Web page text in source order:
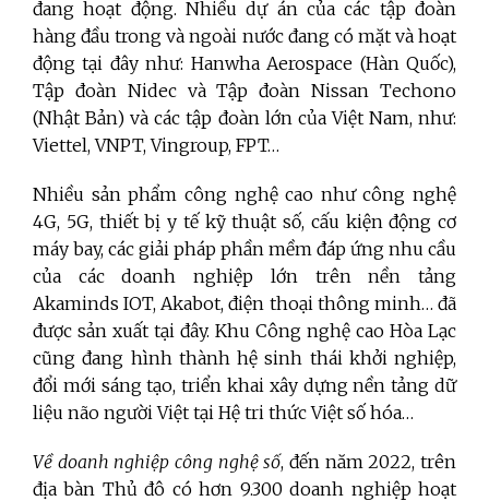
đang hoạt động. Nhiều dự án của các tập đoàn
hàng đầu trong và ngoài nước đang có mặt và hoạt
động tại đây như: Hanwha Aerospace (Hàn Quốc),
Tập đoàn Nidec và Tập đoàn Nissan Techono
(Nhật Bản) và các tập đoàn lớn của Việt Nam, như:
Viettel, VNPT, Vingroup, FPT…
Nhiều sản phẩm công nghệ cao như công nghệ
4G, 5G, thiết bị y tế kỹ thuật số, cấu kiện động cơ
máy bay, các giải pháp phần mềm đáp ứng nhu cầu
của các doanh nghiệp lớn trên nền tảng
Akaminds IOT, Akabot, điện thoại thông minh… đã
được sản xuất tại đây. Khu Công nghệ cao Hòa Lạc
cũng đang hình thành hệ sinh thái khởi nghiệp,
đổi mới sáng tạo, triển khai xây dựng nền tảng dữ
liệu não người Việt tại Hệ tri thức Việt số hóa…
Về doanh nghiệp công nghệ số, đến năm 2022, trên
địa bàn Thủ đô có hơn 9.300 doanh nghiệp hoạt